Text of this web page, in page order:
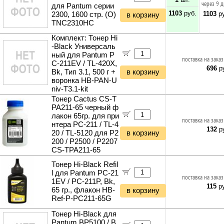
Кабели питания 220V
Кабели антенные
Кабель коаксиальный (бухты)
Кабель сетевой (патч-корды)
Кабель сетевой (бухты)
Кабель телефонный
Кабель силовой (бухты)
Аксессуары для майнинга
Планки и панели портов
Органайзеры для кабелей
Стяжки для кабелей
Кабели и переходники прочие
Наборы инструментов
Автокосметика и автохимия
Автожидкости
Автомасла
Аксессуары для автомобиля
Насосы
Минимойки
Поливочное оборудование
Кусторезы и садовые ножницы
Садовые измельчители
Газонокосилки и триммеры
Культиваторы и мотоблоки
Снегоуборщики и подметальщики
Мотобуры
Дровоколы
Отбойные молотки
Вибротехника
Бетономешалки
Садовые инструменты
Наборы инструментов
Хранение инструментов
Удлинители силовые
Фонари и мобильные светильники
Мультитулы и ножи
Инструменты и техника прочее
Светодиодные светильники
Светодиодные ленты
Блоки питания для светодиодных лент
Светодиодные прожекторы
Фитосветильники и фитолампы
Светильники настольные
Фонари и мобильные светильники
Ночники и декоративные светильники
Гирлянды и гибкий неон
для Pantum серии
2300, 1600 стр. (O)
TNC2310HC
в корзину
1103 руб.
через 9
1103
Комплект: Тонер Hi
-Black Универсаль
ный для Pantum P
C-211EV / TL-420X,
Bk, Тип 3.1, 500 г +
воронка HB-PAN-U
niv-T3.1-kit
в корзину
поставка на
696
Тонер Cactus CS-T
PA211-65 черный ф
лакон 65гр. для при
нтера PC-211 / TL-4
20 / TL-5120 для P2
200 / P2500 / P2207
CS-TPA211-65
в корзину
поставка на
132
Тонер Hi-Black Refil
l для Pantum PC-21
1EV / PC-211P, Bk,
65 гр., флакон HB-
Ref-P-PC211-65G
в корзину
поставка на
115
Тонер Hi-Black для